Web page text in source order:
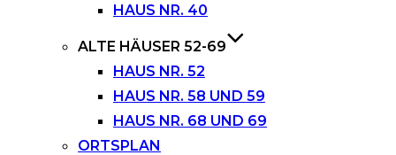
HAUS NR. 40
ALTE HÄUSER 52-69
HAUS NR. 52
HAUS NR. 58 UND 59
HAUS NR. 68 UND 69
ORTSPLAN